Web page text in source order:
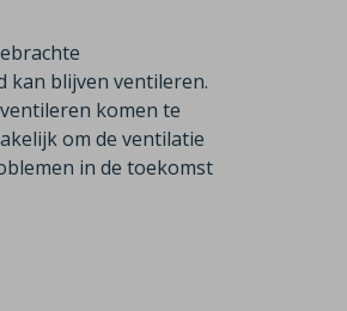
blijven ventileren.
komen te
om de ventilatie
in de toekomst